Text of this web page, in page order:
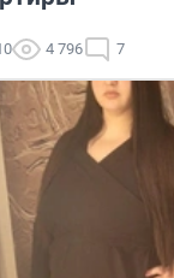
4 796 7